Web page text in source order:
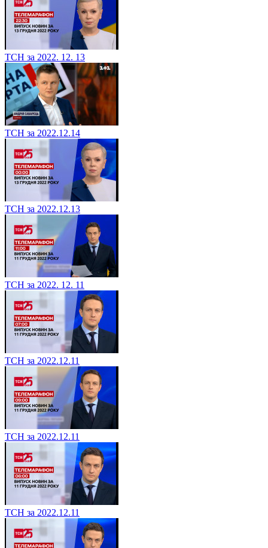
ТСН за 2022. 12. 13
ТСН за 2022.12.14
ТСН за 2022.12.13
ТСН за 2022. 12. 11
ТСН за 2022.12.11
ТСН за 2022.12.11
ТСН за 2022.12.11